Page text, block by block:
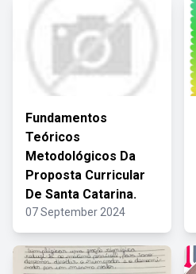
Fundamentos
Teóricos
Metodológicos Da
Proposta Curricular
De Santa Catarina.
07 September 2024